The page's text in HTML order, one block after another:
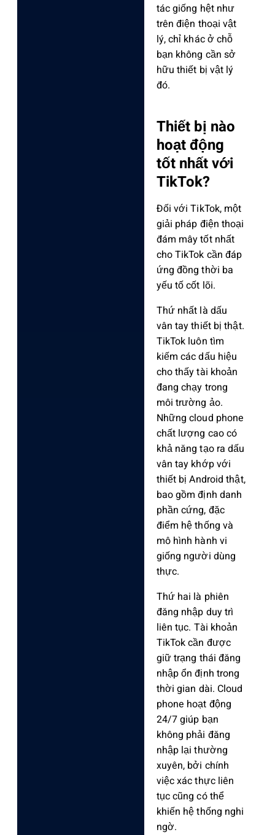
tác giống hệt như
trên điện thoại vật
lý, chỉ khác ở chỗ
bạn không cần sở
hữu thiết bị vật lý
đó.
Thiết bị nào
hoạt động
tốt nhất với
TikTok?
Đối với TikTok, một
giải pháp điện thoại
đám mây tốt nhất
cho TikTok cần đáp
ứng đồng thời ba
yếu tố cốt lõi.
Thứ nhất là dấu
vân tay thiết bị thật.
TikTok luôn tìm
kiếm các dấu hiệu
cho thấy tài khoản
đang chạy trong
môi trường ảo.
Những cloud phone
chất lượng cao có
khả năng tạo ra dấu
vân tay khớp với
thiết bị Android thật,
bao gồm định danh
phần cứng, đặc
điểm hệ thống và
mô hình hành vi
giống người dùng
thực.
Thứ hai là phiên
đăng nhập duy trì
liên tục. Tài khoản
TikTok cần được
giữ trạng thái đăng
nhập ổn định trong
thời gian dài. Cloud
phone hoạt động
24/7 giúp bạn
không phải đăng
nhập lại thường
xuyên, bởi chính
việc xác thực liên
tục cũng có thể
khiến hệ thống nghi
ngờ.